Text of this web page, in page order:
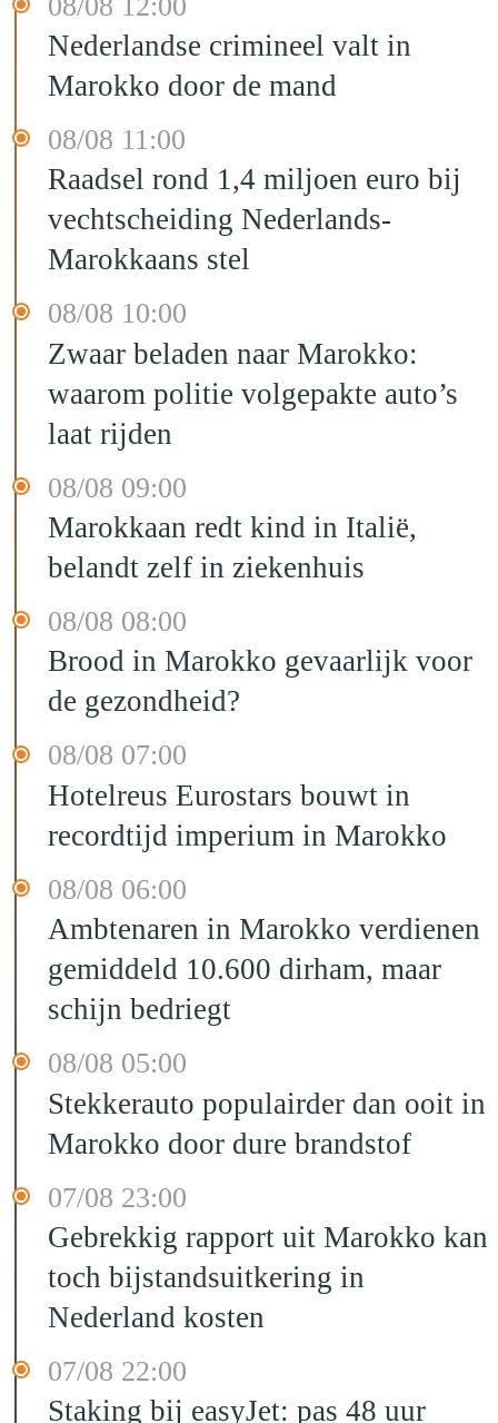
Nederlandse crimineel valt in
Marokko door de mand
08/08 11:00
Raadsel rond 1,4 miljoen euro bij
vechtscheiding Nederlands-
Marokkaans stel
08/08 10:00
Zwaar beladen naar Marokko:
waarom politie volgepakte auto’s
laat rijden
08/08 09:00
Marokkaan redt kind in Italië,
belandt zelf in ziekenhuis
08/08 08:00
Brood in Marokko gevaarlijk voor
de gezondheid?
08/08 07:00
Hotelreus Eurostars bouwt in
recordtijd imperium in Marokko
08/08 06:00
Ambtenaren in Marokko verdienen
gemiddeld 10.600 dirham, maar
schijn bedriegt
08/08 05:00
Stekkerauto populairder dan ooit in
Marokko door dure brandstof
07/08 23:00
Gebrekkig rapport uit Marokko kan
toch bijstandsuitkering in
Nederland kosten
07/08 22:00
Staking bij easyJet: pas 48 uur